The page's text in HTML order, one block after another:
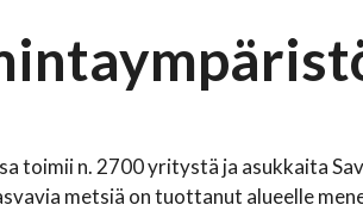
toimii n. 2700 yritystä ja asukkaita
metsiä on tuottanut alueelle